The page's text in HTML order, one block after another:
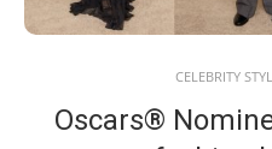
CELEBRITY
Oscars®